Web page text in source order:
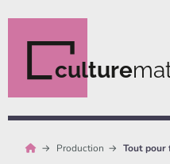
culture
Production Tout